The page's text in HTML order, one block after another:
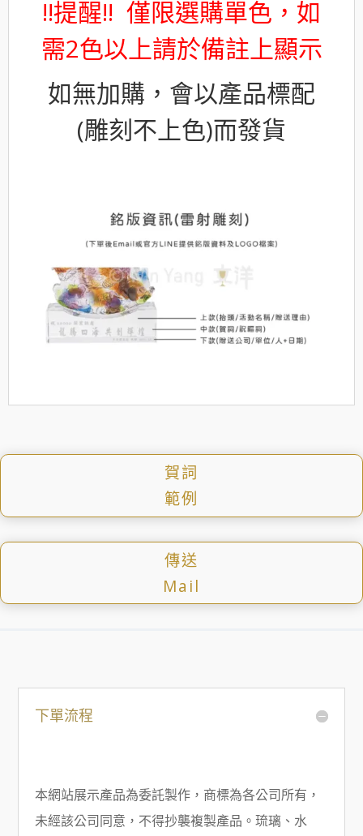
!!提醒!! 僅限選購單色，如
需2色以上請於備註上顯示
如無加購，會以產品標配
(雕刻不上色)而發貨
賀詞
範例
傳送
Mail
下單流程
本網站展示產品為委託製作，商標為各公司所有，
未經該公司同意，不得抄襲複製產品。琉璃、水